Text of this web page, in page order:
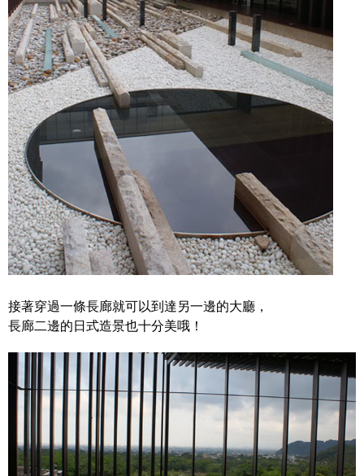
接著穿過一條長廊就可以到達另一邊的大廳，
長廊二邊的日式造景也十分美哦！